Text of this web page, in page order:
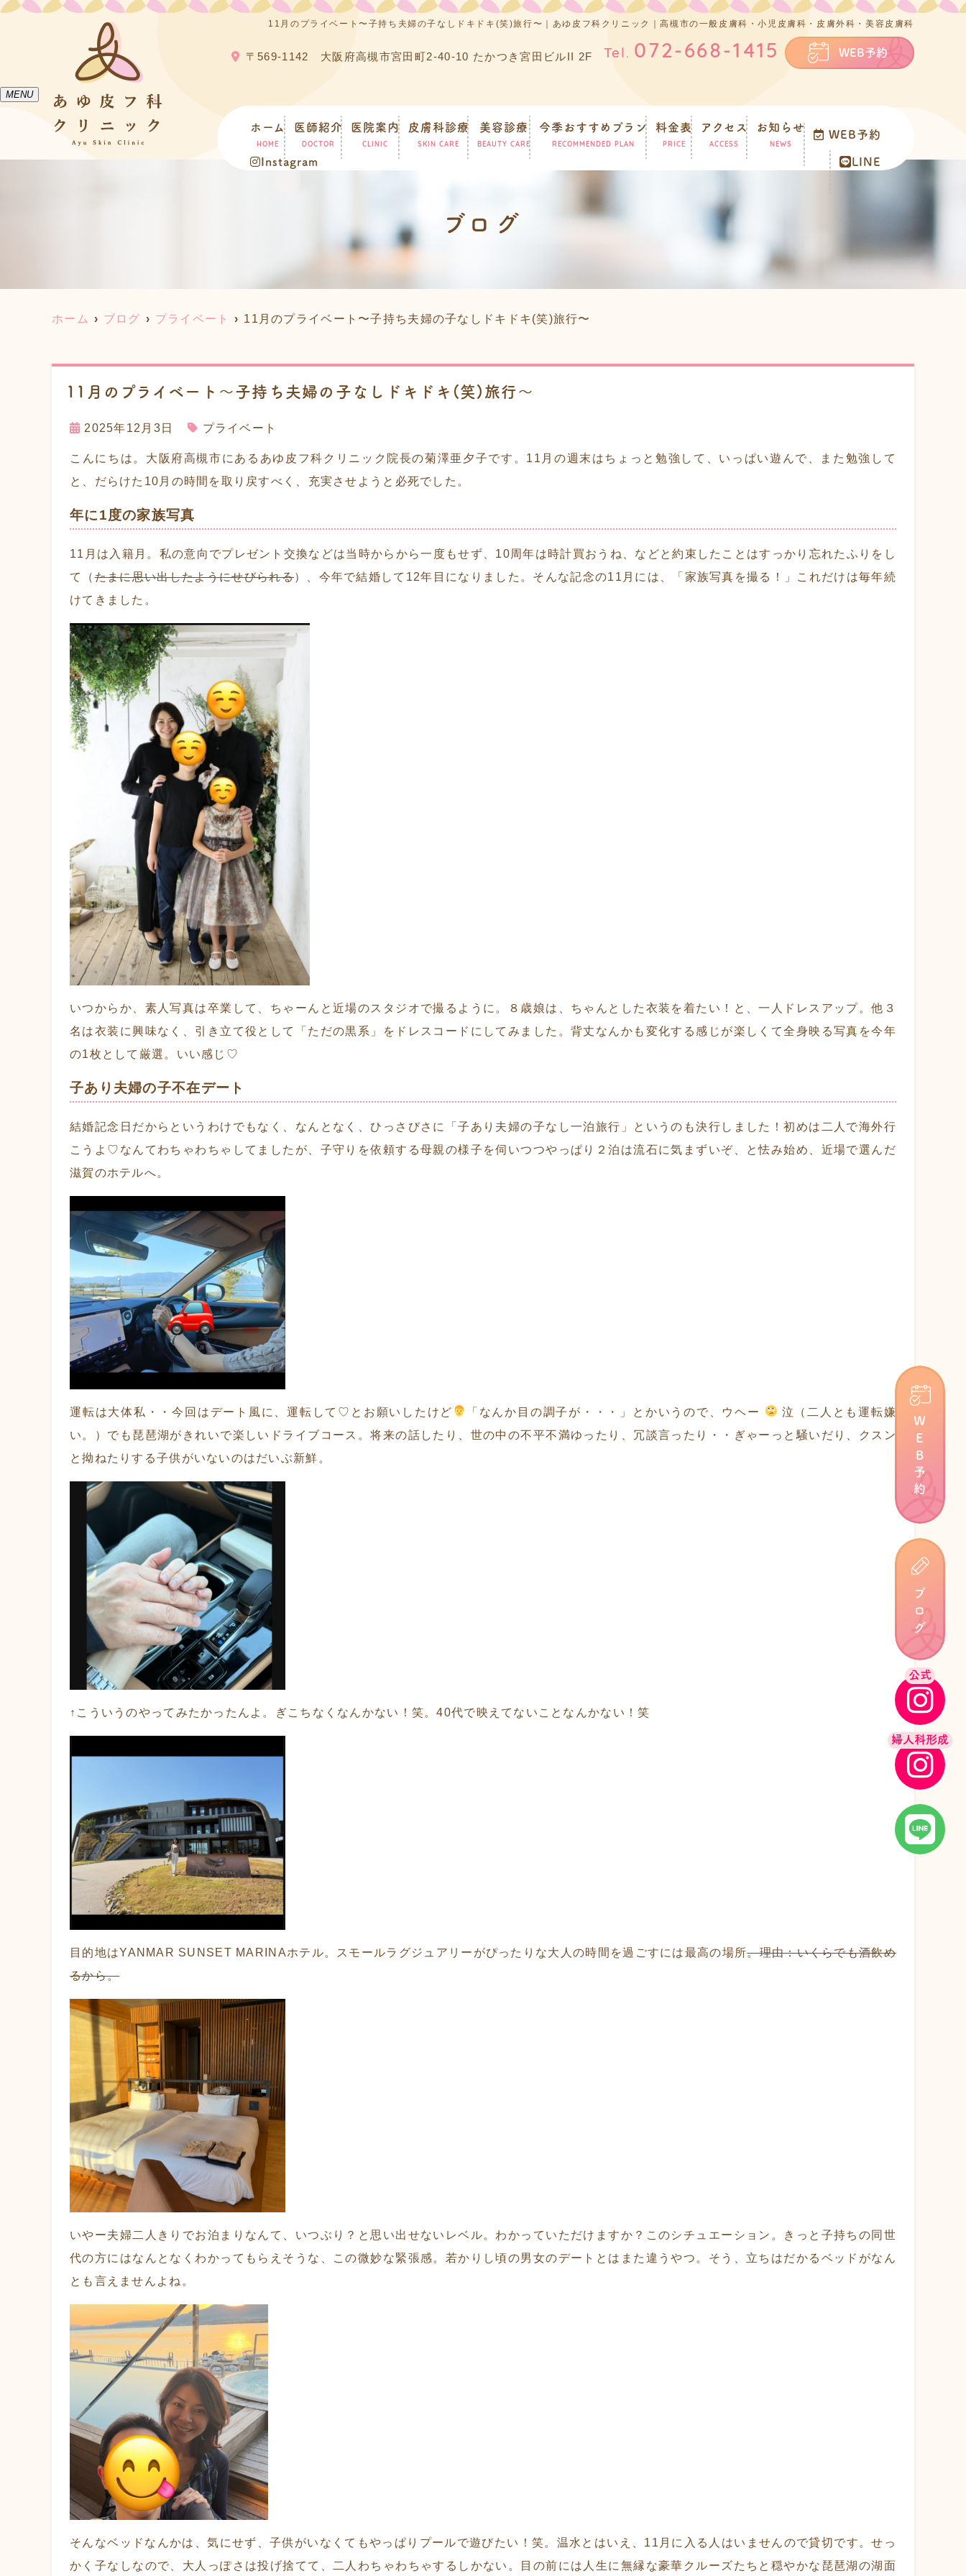
11月のプライベート〜子持ち夫婦の子なしドキドキ(笑)旅行〜｜あゆ皮フ科クリニック｜高槻市の一般皮膚科・小児皮膚科・皮膚外科・美容皮膚科
〒569-1142 大阪府高槻市宮田町2-40-10 たかつき宮田ビルII 2F Tel. 072-668-1415 WEB予約
ＷＥＢ予約
ブログ
公式
婦人科形成
MENU
ホーム
HOME
医師紹介
DOCTOR
医院案内
CLINIC
皮膚科診療
SKIN CARE
美容診療
BEAUTY CARE
今季おすすめプラン
RECOMMENDED PLAN
料金表
PRICE
アクセス
ACCESS
お知らせ
NEWS
WEB予約
Instagram LINE
ブログ
ホーム ブログ プライベート 11月のプライベート〜子持ち夫婦の子なしドキドキ(笑)旅行〜
11月のプライベート〜子持ち夫婦の子なしドキドキ(笑)旅行〜
2025年12月3日 プライベート
こんにちは。大阪府高槻市にあるあゆ皮フ科クリニック院長の菊澤亜夕子です。11月の週末はちょっと勉強して、いっぱい遊んで、また勉強して
と、だらけた10月の時間を取り戻すべく、充実させようと必死でした。
年に1度の家族写真
11月は入籍月。私の意向でプレゼント交換などは当時からから一度もせず、10周年は時計買おうね、などと約束したことはすっかり忘れたふりをし
て（たまに思い出したようにせびられる）、今年で結婚して12年目になりました。そんな記念の11月には、「家族写真を撮る！」これだけは毎年続
けてきました。
いつからか、素人写真は卒業して、ちゃーんと近場のスタジオで撮るように。８歳娘は、ちゃんとした衣装を着たい！と、一人ドレスアップ。他３
名は衣装に興味なく、引き立て役として「ただの黒系」をドレスコードにしてみました。背丈なんかも変化する感じが楽しくて全身映る写真を今年
の1枚として厳選。いい感じ♡
子あり夫婦の子不在デート
結婚記念日だからというわけでもなく、なんとなく、ひっさびさに「子あり夫婦の子なし一泊旅行」というのも決行しました！初めは二人で海外行
こうよ♡なんてわちゃわちゃしてましたが、子守りを依頼する母親の様子を伺いつつやっぱり２泊は流石に気まずいぞ、と怯み始め、近場で選んだ
滋賀のホテルへ。
運転は大体私・・今回はデート風に、運転して♡とお願いしたけど 「なんか目の調子が・・・」とかいうので、ウヘー
泣（二人とも運転嫌
い。）でも琵琶湖がきれいで楽しいドライブコース。将来の話したり、世の中の不平不満ゆったり、冗談言ったり・・ぎゃーっと騒いだり、クスン
と拗ねたりする子供がいないのはだいぶ新鮮。
↑こういうのやってみたかったんよ。ぎこちなくなんかない！笑。40代で映えてないことなんかない！笑
目的地はYANMAR SUNSET MARINAホテル。スモールラグジュアリーがぴったりな大人の時間を過ごすには最高の場所。理由：いくらでも酒飲め
るから。
いやー夫婦二人きりでお泊まりなんて、いつぶり？と思い出せないレベル。わかっていただけますか？このシチュエーション。きっと子持ちの同世
代の方にはなんとなくわかってもらえそうな、この微妙な緊張感。若かりし頃の男女のデートとはまた違うやつ。そう、立ちはだかるベッドがなん
とも言えませんよね。
そんなベッドなんかは、気にせず、子供がいなくてもやっぱりプールで遊びたい！笑。温水とはいえ、11月に入る人はいませんので貸切です。せっ
かく子なしなので、大人っぽさは投げ捨てて、二人わちゃわちゃするしかない。目の前には人生に無縁な豪華クルーズたちと穏やかな琵琶湖の湖面